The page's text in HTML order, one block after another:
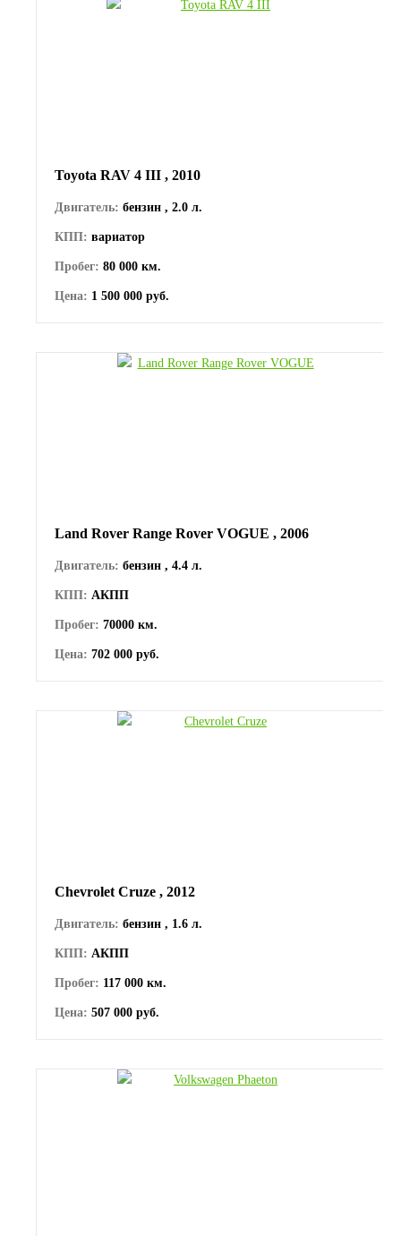
Toyota RAV 4 III , 2010
Двигатель: бензин , 2.0 л.
КПП: вариатор
Пробег: 80 000 км.
Цена: 1 500 000 руб.
Land Rover Range Rover VOGUE , 2006
Двигатель: бензин , 4.4 л.
КПП: АКПП
Пробег: 70000 км.
Цена: 702 000 руб.
Chevrolet Cruze , 2012
Двигатель: бензин , 1.6 л.
КПП: АКПП
Пробег: 117 000 км.
Цена: 507 000 руб.